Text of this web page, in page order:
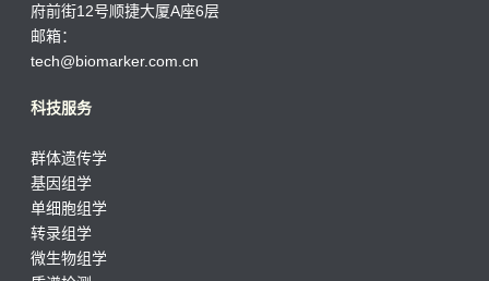
府前街12号顺捷大厦A座6层
邮箱：
tech@biomarker.com.cn
科技服务
群体遗传学
基因组学
单细胞组学
转录组学
微生物组学